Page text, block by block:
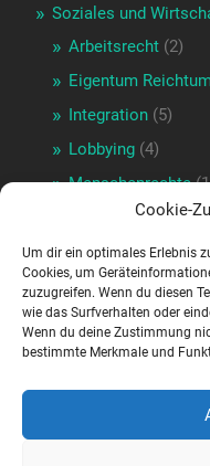
Cookie-
Um dir ein optimales Erlebnis
Cookies, um
zuzugreifen. Wenn du diesen
wie das Surfverhalten oder
Wenn du deine Zustimmung
bestimmte Merkmale und
Soziales und
Arbeitsrecht(2)
Eigentum
Integration(5)
Lobbying(4)
Menschenrechte
Wirtschaftspolitik
Verkehrspolitik(3)
Wienpolitik (16)
Portraits und
Sport(13)
Doping(6)